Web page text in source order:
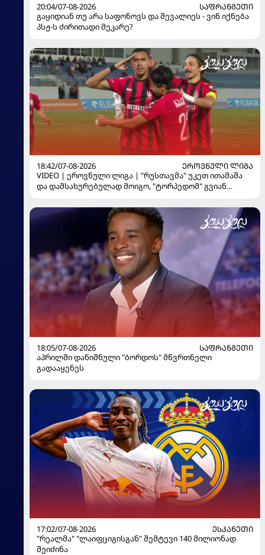
20:04/07-08-2026
ᲡᲐᲤᲠᲐᲜᲒᲔᲗᲘ
გაყიდიან თუ არა საფონოვს და შევალიეს - ვინ იქნება
პსჟ-ს ძირითადი მეკარე?
18:42/07-08-2026
ᲔᲠᲝᲕᲜᲣᲚᲘ ᲚᲘᲒᲐ
VIDEO | ეროვნული ლიგა | "რუსთავმა" უკეთ ითამაშა
და დამსახურებულად მოიგო, "ტორპედომ" გვიან
18:05/07-08-2026
ᲡᲐᲤᲠᲐᲜᲒᲔᲗᲘ
აპრილში დანიშნული "ბორდოს" მწვრთნელი
გადააყენეს
17:02/07-08-2026
ᲔᲡᲞᲐᲜᲔᲗᲘ
"რეალმა" "ლაიფციგისგან" შემტევი 140 მილიონად
შეიძინა